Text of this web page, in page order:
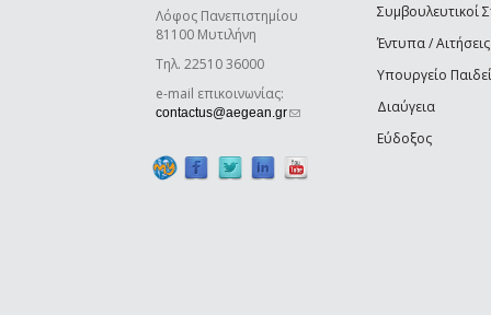
Λόφος Πανεπιστημίου
81100 Μυτιλήνη
Τηλ. 22510 36000
e-mail επικοινωνίας:
contactus@aegean.gr(link sends e-mail)
Συμβουλευτικοί
Έντυπα / Αιτήσεις
Υπουργείο
Διαύγεια
Εύδοξος